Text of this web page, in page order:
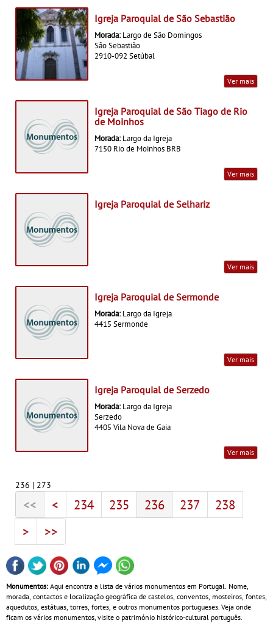
Igreja Paroquial de São Sebastião
Morada: Largo de São Domingos
São Sebastião
2910-092 Setúbal
Ver mais
Igreja Paroquial de São Tiago de Rio
de Moinhos
Morada: Largo da Igreja
7150 Rio de Moinhos BRB
Ver mais
Igreja Paroquial de Selhariz
Ver mais
Igreja Paroquial de Sermonde
Morada: Largo da Igreja
4415 Sermonde
Ver mais
Igreja Paroquial de Serzedo
Morada: Largo da Igreja
Serzedo
4405 Vila Nova de Gaia
Ver mais
236 | 273
<< < 234 235 236 237
238
>
>>
Monumentos: Aqui encontra a lista de vários monumentos em Portugal. Nome,
morada, contactos e localização geográfica de castelos, conventos, mosteiros, fontes,
aquedutos, estátuas, torres, fortes, e outros monumentos portugueses. Veja onde
ficam os vários monumentos, visite o património histórico-cultural português.